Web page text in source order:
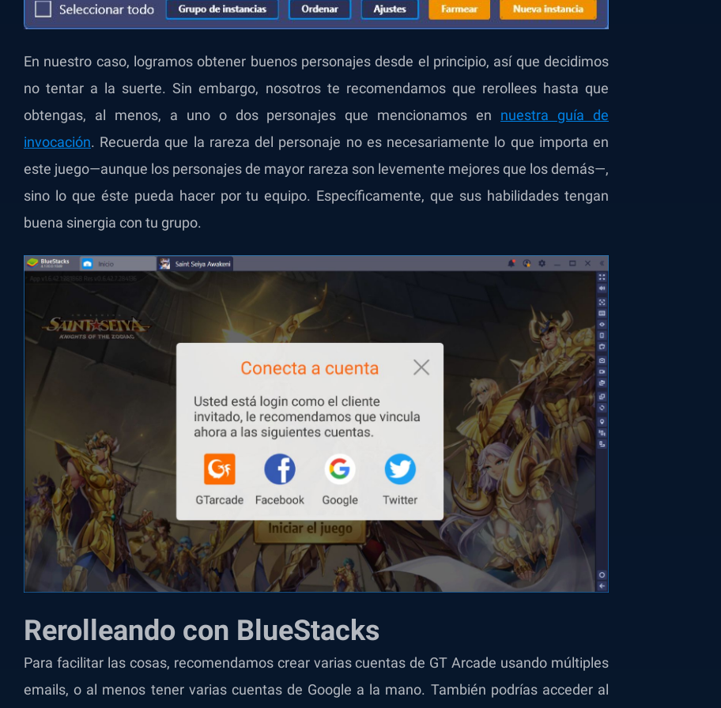
En nuestro caso, logramos obtener buenos personajes desde el principio, así que decidimos
no tentar a la suerte. Sin embargo, nosotros te recomendamos que rerollees hasta que
obtengas, al menos, a uno o dos personajes que mencionamos en nuestra guía de
invocación. Recuerda que la rareza del personaje no es necesariamente lo que importa en
este juego—aunque los personajes de mayor rareza son levemente mejores que los demás—,
sino lo que éste pueda hacer por tu equipo. Específicamente, que sus habilidades tengan
buena sinergia con tu grupo.
Rerolleando con BlueStacks
Para facilitar las cosas, recomendamos crear varias cuentas de GT Arcade usando múltiples
emails, o al menos tener varias cuentas de Google a la mano. También podrías acceder al